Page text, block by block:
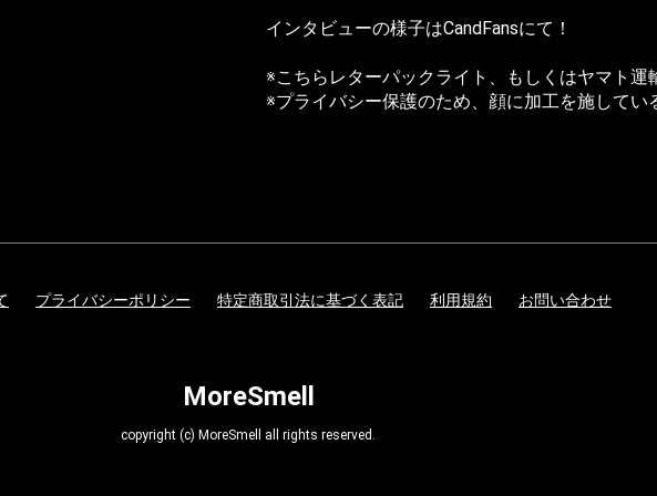
インタビューの様子はCandFansにて！
※こちらレターパックライト、もしくはヤマト運
※プライバシー保護のため、顔に加工を施してい
プライバシーポリシー 特定商取引法に基づく表記 利用規約 お問い合わせ
MoreSmell
copyright (c) MoreSmell all rights reserved.